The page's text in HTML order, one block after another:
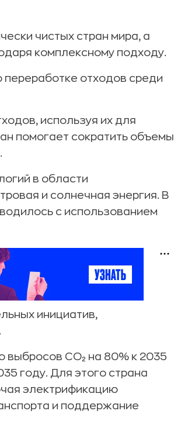
чистых стран мира, а
комплексному подходу.
отходов среди
используя их для
помогает сократить объемы
в области
и солнечная энергия. В
с использованием
инициатив,
CO₂ на 80% к 2035
году. Для этого страна
электрификацию
и поддержание